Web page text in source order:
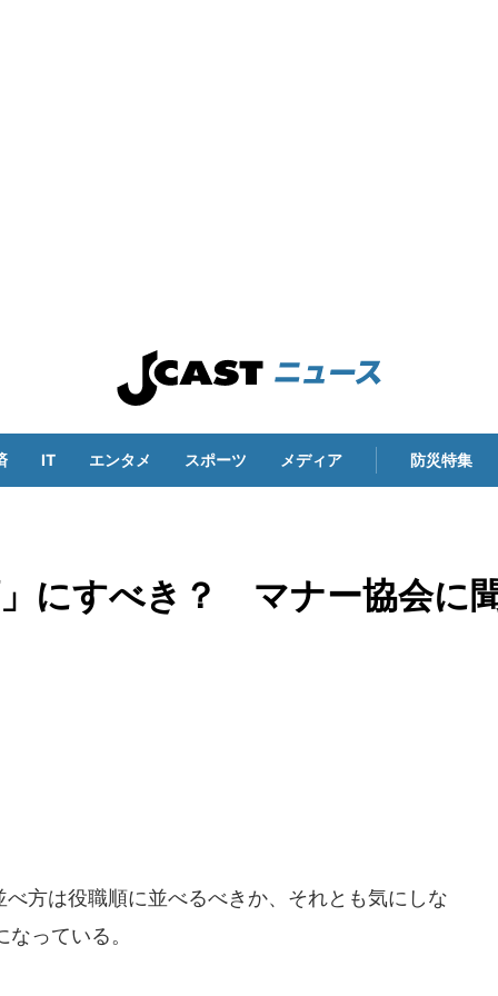
IT エンタメ スポーツ メディア 防災特集
にすべき？ マナー協会に
方は役職順に並べるべきか、それとも気にしな
っている。